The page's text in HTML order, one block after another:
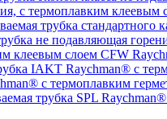
с термоплавким
клеевым слоем CFW
с термоплавким